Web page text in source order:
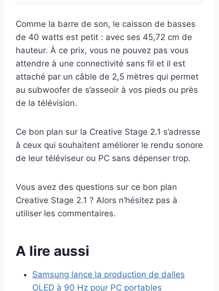
Comme la barre de son, le caisson de basses
de 40 watts est petit : avec ses 45,72 cm de
hauteur. À ce prix, vous ne pouvez pas vous
attendre à une connectivité sans fil et il est
attaché par un câble de 2,5 mètres qui permet
au subwoofer de s’asseoir à vos pieds ou près
de la télévision.
Ce bon plan sur la Creative Stage 2.1 s’adresse
à ceux qui souhaitent améliorer le rendu sonore
de leur téléviseur ou PC sans dépenser trop.
Vous avez des questions sur ce bon plan
Creative Stage 2.1 ? Alors n’hésitez pas à
utiliser les commentaires.
A lire aussi
Samsung lance la production de dalles
OLED à 90 Hz pour PC portables